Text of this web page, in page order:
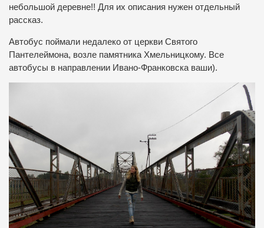
небольшой деревне!! Для их описания нужен отдельный
рассказ.
Автобус поймали недалеко от церкви Святого
Пантелеймона, возле памятника Хмельницкому. Все
автобусы в направлении Ивано-Франковска ваши).